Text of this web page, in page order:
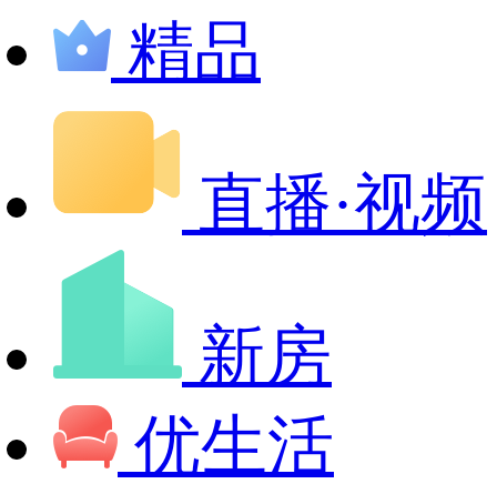
精品
直播·视频
新房
优生活